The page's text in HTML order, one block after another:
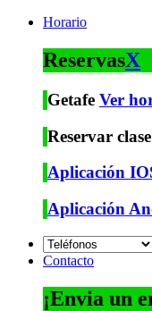
Horario
ReservasX
Getafe Ver
Reservar clase
Aplicación
Aplicación
Contacto
¡Envia un